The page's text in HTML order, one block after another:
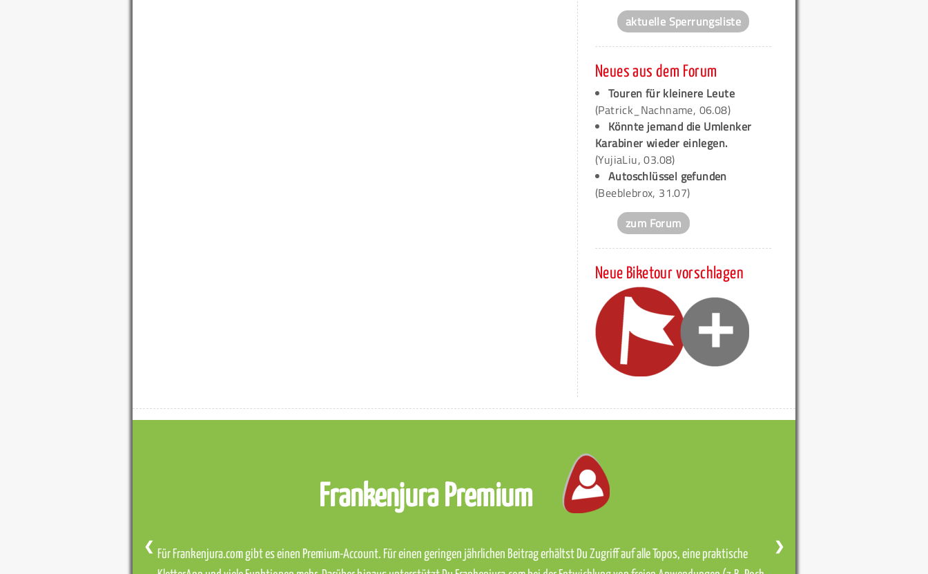
aktuelle Sperrungsliste
Neues aus dem Forum
Touren für kleinere Leute
(Patrick_Nachname, 06.08)
Könnte jemand die Umlenker
Karabiner wieder einlegen.
(YujiaLiu, 03.08)
Autoschlüssel gefunden
(Beeblebrox, 31.07)
zum Forum
Neue Biketour vorschlagen
Frankenjura Premium
Für Frankenjura.com gibt es einen Premium-Account. Für einen geringen jährlichen Beitrag erhältst Du Zugriff auf alle Topos, eine praktische
❮ ❯